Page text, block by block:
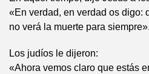
«En verdad, en verdad os digo:
no verá la muerte para siempre».
Los judíos le dijeron:
«Ahora vemos claro que estás